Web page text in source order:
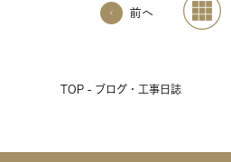
前へ
TOP - ブログ・工事日誌